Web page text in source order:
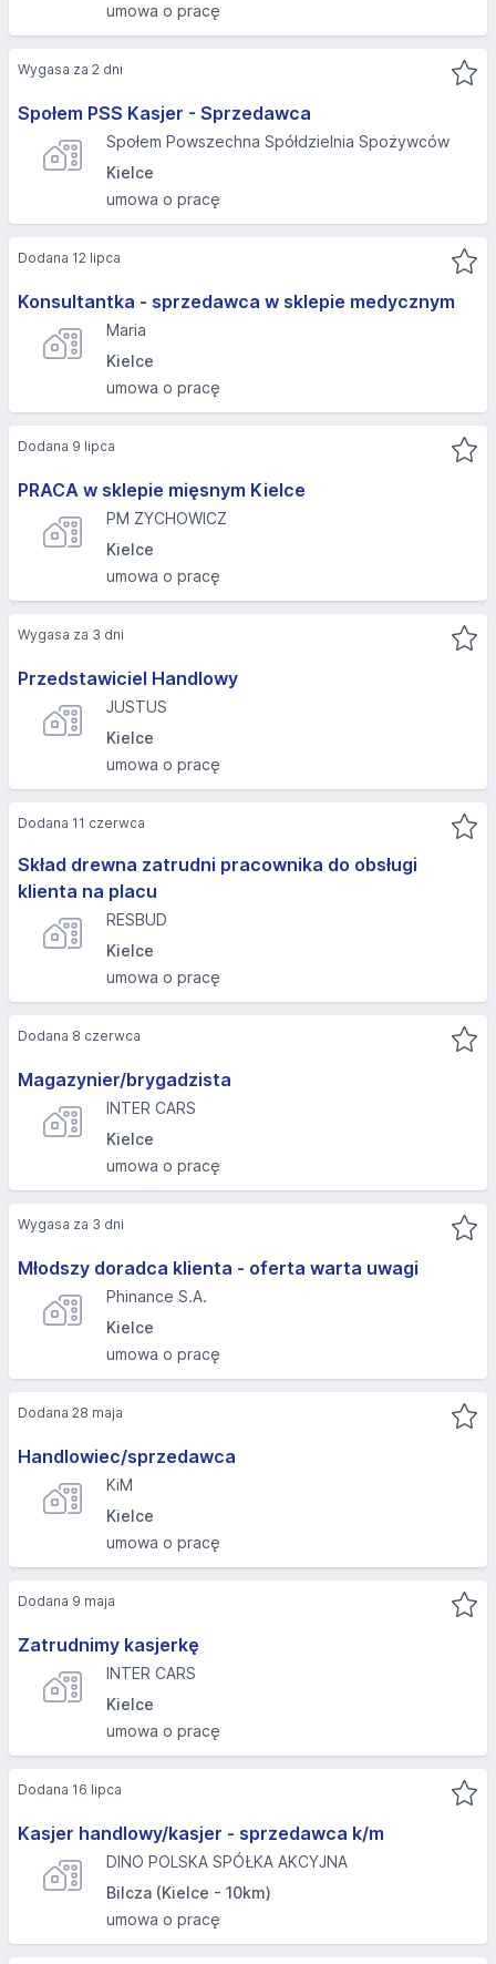
umowa o pracę
Społem PSS Kasjer - Sprzedawca
Społem Powszechna Spółdzielnia Spożywców
Kielce
umowa o pracę
Wygasa za 2 dni
Konsultantka - sprzedawca w sklepie medycznym
Maria
Kielce
umowa o pracę
Dodana 12 lipca
PRACA w sklepie mięsnym Kielce
PM ZYCHOWICZ
Kielce
umowa o pracę
Dodana 9 lipca
Przedstawiciel Handlowy
JUSTUS
Kielce
umowa o pracę
Wygasa za 3 dni
Skład drewna zatrudni pracownika do obsługi
klienta na placu
RESBUD
Kielce
umowa o pracę
Dodana 11 czerwca
Magazynier/brygadzista
INTER CARS
Kielce
umowa o pracę
Dodana 8 czerwca
Młodszy doradca klienta - oferta warta uwagi
Phinance S.A.
Kielce
umowa o pracę
Wygasa za 3 dni
Handlowiec/sprzedawca
KiM
Kielce
umowa o pracę
Dodana 28 maja
Zatrudnimy kasjerkę
INTER CARS
Kielce
umowa o pracę
Dodana 9 maja
Kasjer handlowy/kasjer - sprzedawca k/m
DINO POLSKA SPÓŁKA AKCYJNA
Bilcza (Kielce - 10km)
umowa o pracę
Dodana 16 lipca